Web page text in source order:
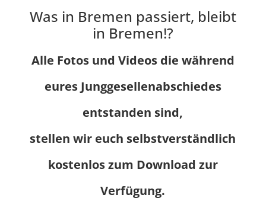
Was in Bremen passiert, bleibt
in Bremen!?
Alle Fotos und Videos die während
eures Junggesellenabschiedes
entstanden sind,
stellen wir euch selbstverständlich
kostenlos zum Download zur
Verfügung.